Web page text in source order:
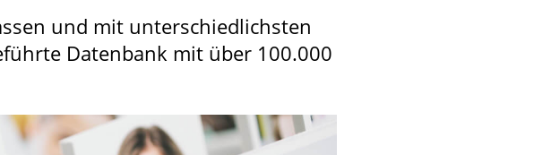
und mit unterschiedlichsten
Datenbank mit über 100.000